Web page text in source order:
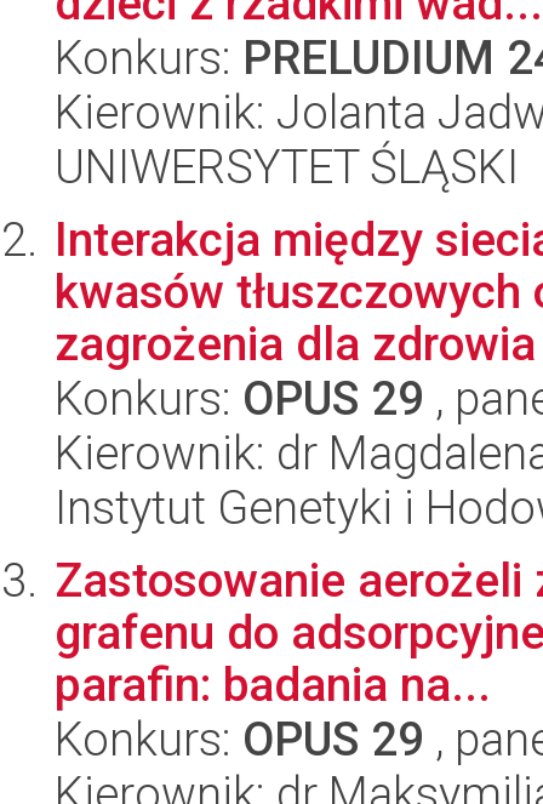
Konkurs: PRELUDIUM
Kierownik: Jolanta
UNIWERSYTET ŚLĄSKI
Interakcja między
kwasów
zagrożenia dla
Konkurs: OPUS 29 ,
Kierownik: dr
Instytut Genetyki i
Zastosowanie
grafenu do
parafin: badania na...
Konkurs: OPUS 29 ,